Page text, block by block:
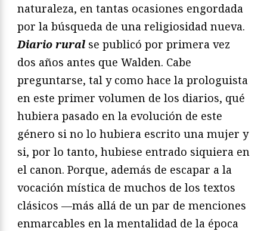
naturaleza, en tantas ocasiones engordada
por la búsqueda de una religiosidad nueva.
Diario rural se publicó por primera vez
dos años antes que Walden. Cabe
preguntarse, tal y como hace la prologuista
en este primer volumen de los diarios, qué
hubiera pasado en la evolución de este
género si no lo hubiera escrito una mujer y
si, por lo tanto, hubiese entrado siquiera en
el canon. Porque, además de escapar a la
vocación mística de muchos de los textos
clásicos —más allá de un par de menciones
enmarcables en la mentalidad de la época